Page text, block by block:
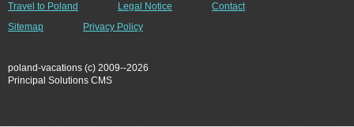
Travel to Poland Legal Notice
Contact
Sitemap
Privacy Policy
poland-vacations (c) 2009--2026
Principal Solutions CMS